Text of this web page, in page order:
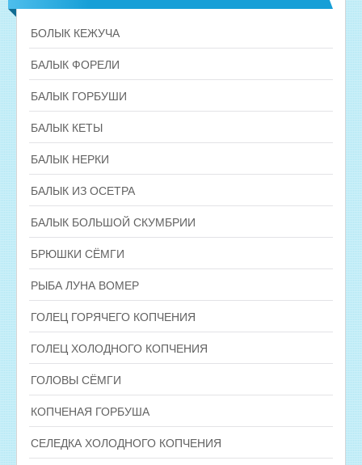
БОЛЫК КЕЖУЧА
БАЛЫК ФОРЕЛИ
БАЛЫК ГОРБУШИ
БАЛЫК КЕТЫ
БАЛЫК НЕРКИ
БАЛЫК ИЗ ОСЕТРА
БАЛЫК БОЛЬШОЙ СКУМБРИИ
БРЮШКИ СЁМГИ
РЫБА ЛУНА ВОМЕР
ГОЛЕЦ ГОРЯЧЕГО КОПЧЕНИЯ
ГОЛЕЦ ХОЛОДНОГО КОПЧЕНИЯ
ГОЛОВЫ СЁМГИ
КОПЧЕНАЯ ГОРБУША
СЕЛЕДКА ХОЛОДНОГО КОПЧЕНИЯ